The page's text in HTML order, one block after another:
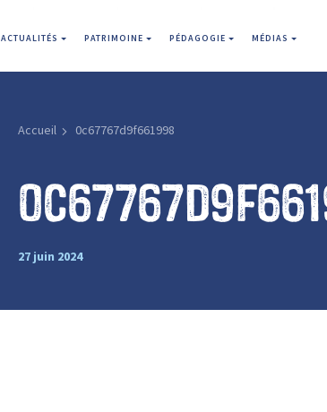
ACTUALITÉS PATRIMOINE PÉDAGOGIE MÉDIAS
Accueil 0c67767d9f661998
27 juin 2024